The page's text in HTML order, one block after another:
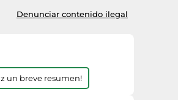
Denunciar contenido ilegal
un breve resumen!